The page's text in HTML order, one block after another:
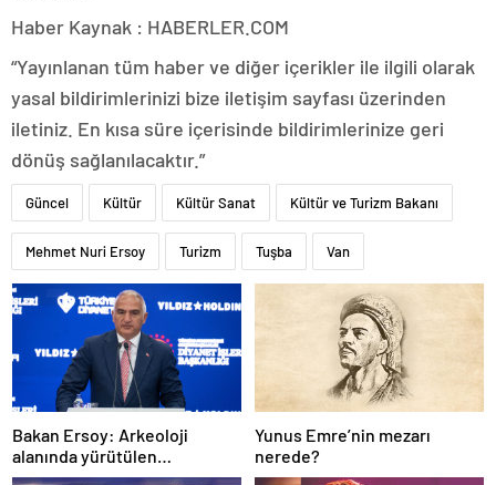
Haber Kaynak : HABERLER.COM
“Yayınlanan tüm haber ve diğer içerikler ile ilgili olarak
yasal bildirimlerinizi bize iletişim sayfası üzerinden
iletiniz. En kısa süre içerisinde bildirimlerinize geri
dönüş sağlanılacaktır.”
Güncel Kültür Kültür Sanat Kültür ve Turizm Bakanı
Mehmet Nuri Ersoy Turizm Tuşba Van
Bakan Ersoy: Arkeoloji
alanında yürütülen
çalışmalarla tarih yazıyoruz
Yunus Emre’nin mezarı
nerede?